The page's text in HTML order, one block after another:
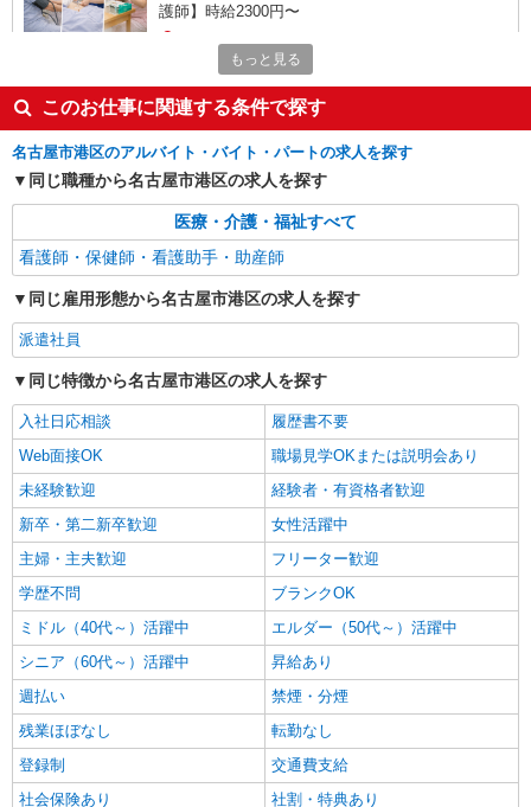
護師】時給2300円〜
名古屋市港区木場町
キープ 詳細を見る
もっと見る
このお仕事に関連する条件で探す
名古屋市港区のアルバイト・バイト・パートの求人を探す
同じ職種から名古屋市港区の求人を探す
医療・介護・福祉すべて
看護師・保健師・看護助手・助産師
同じ雇用形態から名古屋市港区の求人を探す
派遣社員
同じ特徴から名古屋市港区の求人を探す
入社日応相談
履歴書不要
Web面接OK
職場見学OKまたは説明会あり
未経験歓迎
経験者・有資格者歓迎
新卒・第二新卒歓迎
女性活躍中
主婦・主夫歓迎
フリーター歓迎
学歴不問
ブランクOK
ミドル（40代～）活躍中
エルダー（50代～）活躍中
シニア（60代～）活躍中
昇給あり
週払い
禁煙・分煙
残業ほぼなし
転勤なし
登録制
交通費支給
社会保険あり
社割・特典あり